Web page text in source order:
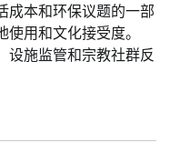
成本和环保议题的一部
用和文化接受度。
设施监管和宗教社群反